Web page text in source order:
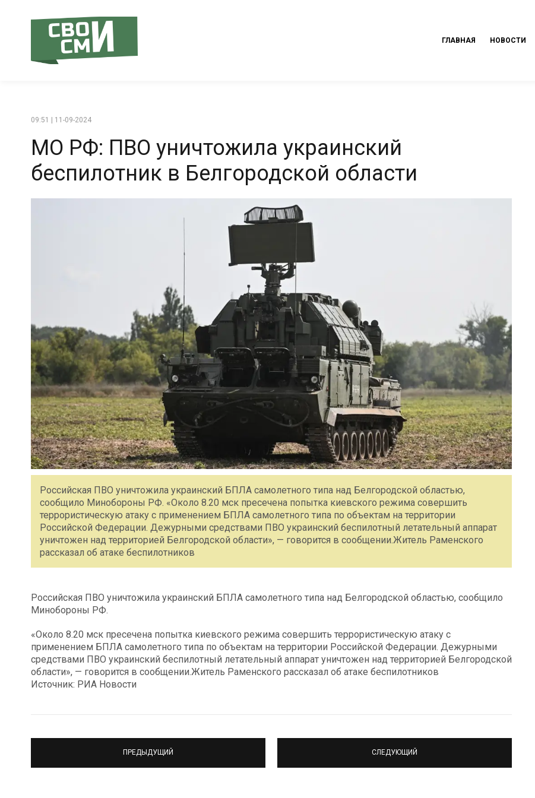
ГЛАВНАЯ НОВОСТИ
09:51 | 11-09-2024
МО РФ: ПВО уничтожила украинский
беспилотник в Белгородской области
Российская ПВО уничтожила украинский БПЛА самолетного типа над Белгородской областью,
сообщило Минобороны РФ. «Около 8.20 мск пресечена попытка киевского режима совершить
террористическую атаку c применением БПЛА самолетного типа по объектам на территории
Российской Федерации. Дежурными средствами ПВО украинский беспилотный летательный аппарат
уничтожен над территорией Белгородской области», — говорится в сообщении.Житель Раменского
рассказал об атаке беспилотников
Российская ПВО уничтожила украинский БПЛА самолетного типа над Белгородской областью, сообщило
Минобороны РФ.
«Около 8.20 мск пресечена попытка киевского режима совершить террористическую атаку c
применением БПЛА самолетного типа по объектам на территории Российской Федерации. Дежурными
средствами ПВО украинский беспилотный летательный аппарат уничтожен над территорией Белгородской
области», — говорится в сообщении.Житель Раменского рассказал об атаке беспилотников
Источник: РИА Новости
ПРЕДЫДУЩИЙ СЛЕДУЮЩИЙ